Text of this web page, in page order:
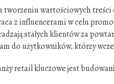
wartościowych
z influencerami w celu
stałych klientów za
do użytkowników, którzy
retail kluczowe jest